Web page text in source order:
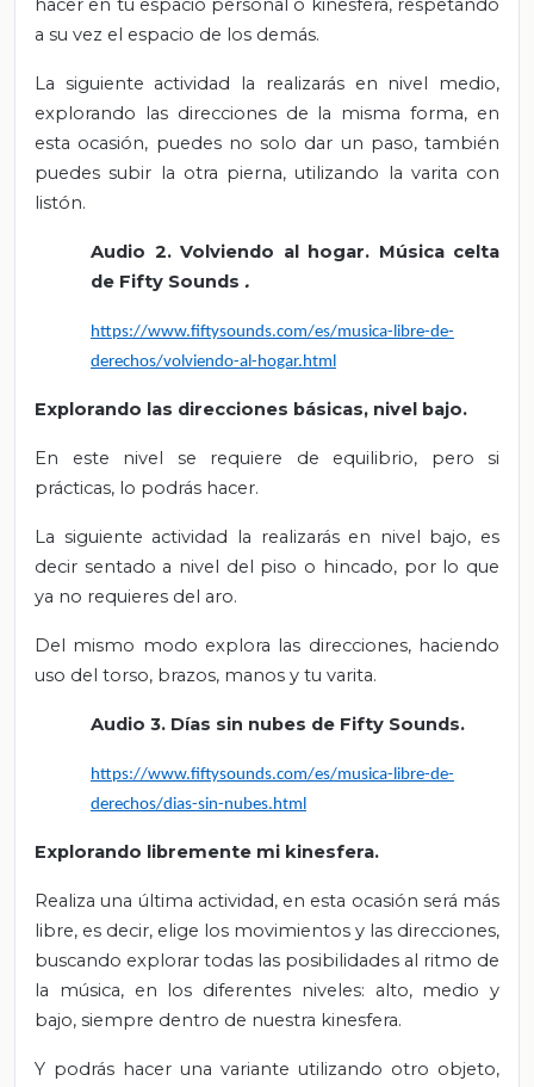
hacer en tu espacio personal o kinesfera, respetando
a su vez el espacio de los demás.
La siguiente actividad la realizarás en nivel medio,
explorando las direcciones de la misma forma, en
esta ocasión, puedes no solo dar un paso, también
puedes subir la otra pierna, utilizando la varita con
listón.
Audio 2. Volviendo al hogar. Música celta
de Fifty Sounds .
https://www.fiftysounds.com/es/musica-libre-de-
derechos/volviendo-al-hogar.html
Explorando las direcciones básicas, nivel bajo.
En este nivel se requiere de equilibrio, pero si
prácticas, lo podrás hacer.
La siguiente actividad la realizarás en nivel bajo, es
decir sentado a nivel del piso o hincado, por lo que
ya no requieres del aro.
Del mismo modo explora las direcciones, haciendo
uso del torso, brazos, manos y tu varita.
Audio 3. Días sin nubes de Fifty Sounds.
https://www.fiftysounds.com/es/musica-libre-de-
derechos/dias-sin-nubes.html
Explorando libremente mi kinesfera.
Realiza una última actividad, en esta ocasión será más
libre, es decir, elige los movimientos y las direcciones,
buscando explorar todas las posibilidades al ritmo de
la música, en los diferentes niveles: alto, medio y
bajo, siempre dentro de nuestra kinesfera.
Y podrás hacer una variante utilizando otro objeto,